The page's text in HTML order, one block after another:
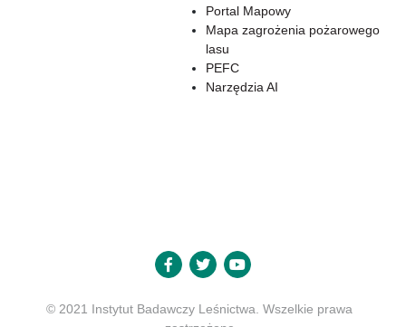
Portal Mapowy
Mapa zagrożenia pożarowego
lasu
PEFC
Narzędzia AI
© 2021 Instytut Badawczy Leśnictwa. Wszelkie prawa